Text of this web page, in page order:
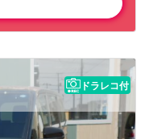
ドラレコ付